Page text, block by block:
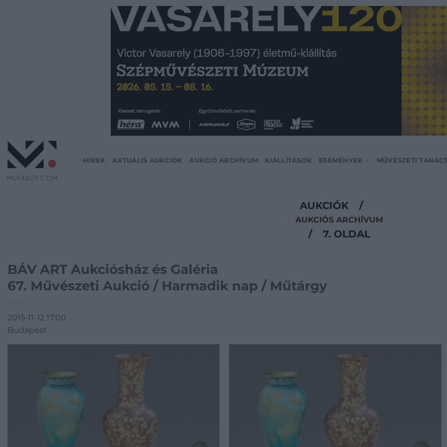
HÍREK AKTUÁLIS AUKCIÓK AUKCIÓ ARCHÍVUM KIÁLLÍTÁSOK ESEMÉNYEK MŰVÉSZETI
AUKCIÓK /
AUKCIÓS ARCHÍVUM
/ 7. OLDAL
BÁV ART Aukciósház és Galéria
67. Művészeti Aukció / Harmadik nap / Műtárgy
2015-11-12 17:00
Budapest